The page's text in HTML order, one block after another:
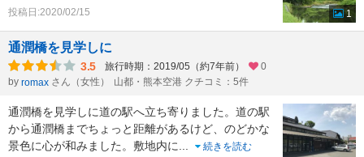
投稿日:2020/02/15
1
通潤橋を見学しに
3.5 旅行時期：2019/05（約7年前）
0
by romax さん（女性） 山都・熊本空港 クチコミ：5件
通潤橋を見学しに道の駅へ立ち寄りました。道の駅
から通潤橋までちょっと距離があるけど、のどかな
景色に心が和みました。敷地内に...
続きを読む